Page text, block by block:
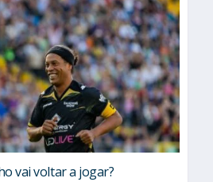
vai voltar a jogar?